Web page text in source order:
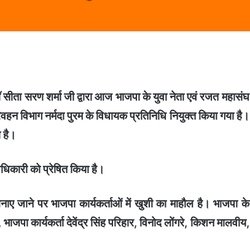
सीता सरण शर्मा जी द्वारा आज भाजपा के युवा नेता एवं रजत महासंघ
विभाग नर्मदा पुरम के विधायक प्रतिनिधि नियुक्त किया गया है।
है।
को प्रेषित किया है।
जाने पर भाजपा कार्यकर्ताओं में खुशी का माहौल है। भाजपा के
कार्यकर्ता देवेंद्र सिंह परिहार, विनोद लोंगरे, किशन मालवीय,